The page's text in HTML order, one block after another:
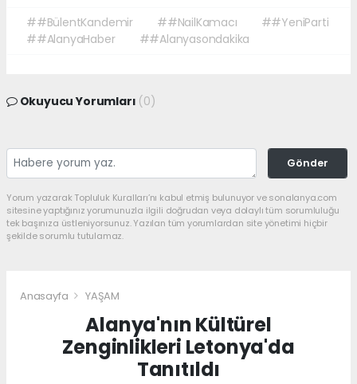
##BülentKandemir ##NailKamacı
##YeniParti
##AlanyaHaber
##Alanyasondakika
Okuyucu Yorumları (0)
Gönder
Yorum yazarak Topluluk Kuralları’nı kabul etmiş bulunuyor ve sonalanya.com
sitesine yaptığınız yorumunuzla ilgili doğrudan veya dolaylı tüm sorumluluğu
tek başınıza üstleniyorsunuz. Yazılan tüm yorumlardan site yönetimi hiçbir
şekilde sorumlu tutulamaz.
Anasayfa YAŞAM
Alanya'nın Kültürel
Zenginlikleri Letonya'da
Tanıtıldı